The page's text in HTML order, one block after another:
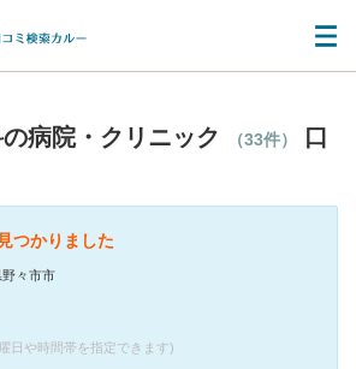
病院・クリニック （33件）
口
つかりました
々市市
日や時間帯を指定できます)